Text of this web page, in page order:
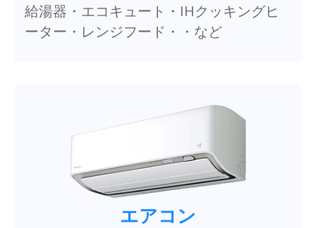
給湯器・エコキュート・IHクッキングヒ
ーター・レンジフード・・など
エアコン